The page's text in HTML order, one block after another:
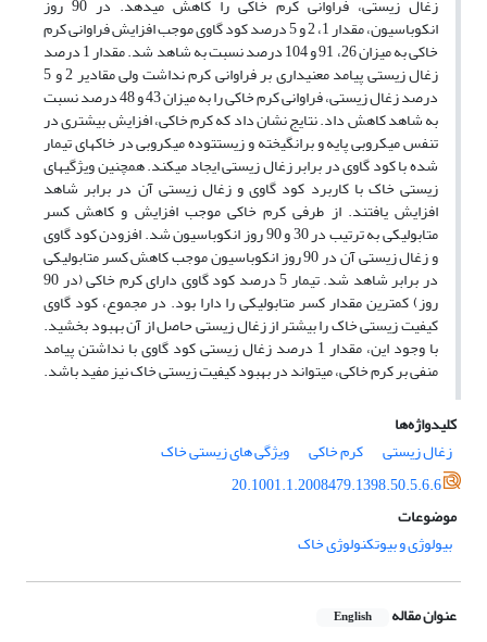
زغال زیستی، فراوانی کرم خاکی را کاهش می­دهد. در 90 روز
انکوباسیون، مقدار 1، 2 و 5 درصد کود گاوی موجب افزایش فراوانی کرم
خاکی به میزان 26، 91 و 104 درصد نسبت به شاهد شد. مقدار 1 درصد
زغال زیستی پیامد معنی­داری بر فراوانی کرم نداشت ولی مقادیر 2 و 5
درصد زغال زیستی، فراوانی کرم خاکی را به میزان 43 و 48 درصد نسبت
به شاهد کاهش داد. نتایج نشان داد که کرم خاکی، افزایش بیشتری در
تنفس میکروبی پایه و برانگیخته و زیست­توده میکروبی در خاک­های تیمار
شده با کود گاوی در برابر زغال زیستی ایجاد می­کند. همچنین ویژگی­های
زیستی خاک با کاربرد کود گاوی و زغال زیستی آن در برابر شاهد
افزایش یافتند. از طرفی کرم خاکی موجب افزایش و کاهش کسر
متابولیکی به ترتیب در 30 و 90 روز انکوباسیون شد. افزودن کود گاوی
و زغال زیستی آن در 90 روز انکوباسیون موجب کاهش کسر متابولیکی
در برابر شاهد شد. تیمار 5 درصد کود گاوی دارای کرم خاکی (در 90
روز) کمترین مقدار کسر متابولیکی را دارا بود. در مجموع، کود گاوی
کیفیت زیستی خاک را بیشتر از زغال زیستی حاصل از آن بهبود بخشید.
با وجود این، مقدار 1 درصد زغال زیستی کود گاوی با نداشتن پیامد
منفی بر کرم خاکی، می­تواند در بهبود کیفیت زیستی خاک نیز مفید باشد.
کلیدواژه‌ها
زغال زیستی
کرم خاکی
ویژگی های زیستی خاک
20.1001.1.2008479.1398.50.5.6.6
موضوعات
بیولوژی و بیوتکنولوژی خاک
عنوان مقاله English